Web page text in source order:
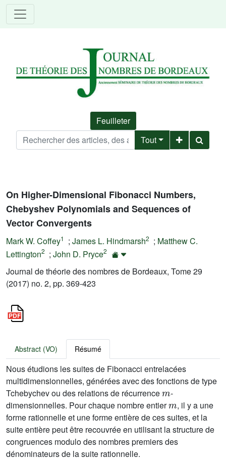
Feuilleter
Tout
On Higher-Dimensional Fibonacci Numbers,
Chebyshev Polynomials and Sequences of
Vector Convergents
Mark W. Coffey1 ; James L. Hindmarsh2 ; Matthew C.
Lettington2 ; John D. Pryce2
Journal de théorie des nombres de Bordeaux, Tome 29
(2017) no. 2, pp. 369-423
Abstract (VO) Résumé
Nous étudions les suites de Fibonacci entrelacées
multidimensionnelles, générées avec des fonctions de type
Tchebychev ou des relations de récurrence
m
-
dimensionnelles. Pour chaque nombre entier
m
, il y a une
forme rationnelle et une forme entière de ces suites, et la
suite entière peut être recouvrée en utilisant la structure de
congruences modulo des nombres premiers des
dénominateurs de la suite rationnelle.